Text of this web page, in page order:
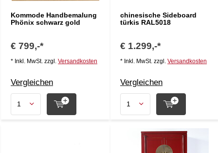
Kommode Handbemalung
Phönix schwarz gold
€ 799,-*
* Inkl. MwSt. zzgl. Versandkosten
Vergleichen
chinesische Sideboard
türkis RAL5018
€ 1.299,-*
* Inkl. MwSt. zzgl. Versandkosten
Vergleichen